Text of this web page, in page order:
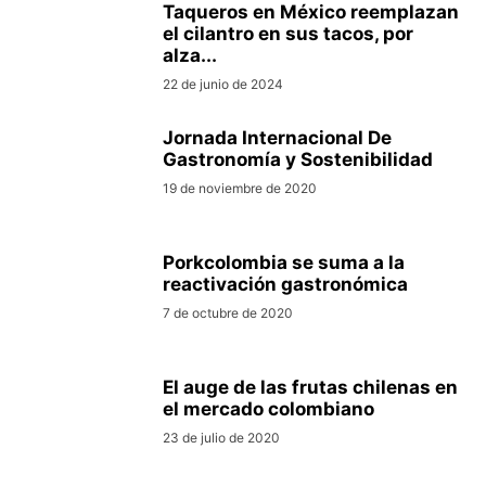
Taqueros en México reemplazan
el cilantro en sus tacos, por
alza...
22 de junio de 2024
Jornada Internacional De
Gastronomía y Sostenibilidad
19 de noviembre de 2020
Porkcolombia se suma a la
reactivación gastronómica
7 de octubre de 2020
El auge de las frutas chilenas en
el mercado colombiano
23 de julio de 2020